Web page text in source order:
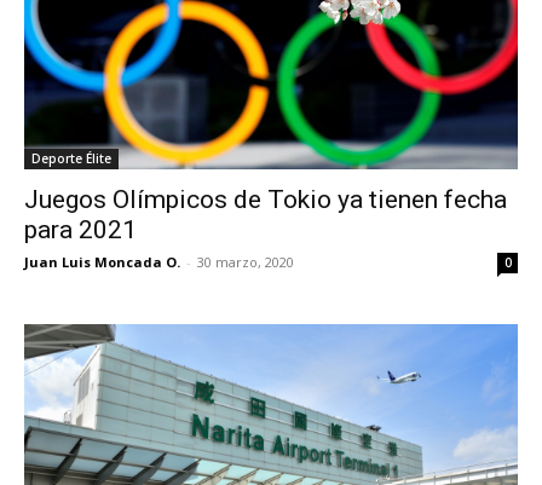
Deporte Élite
Juegos Olímpicos de Tokio ya tienen fecha
para 2021
Juan Luis Moncada O. - 30 marzo, 2020 0